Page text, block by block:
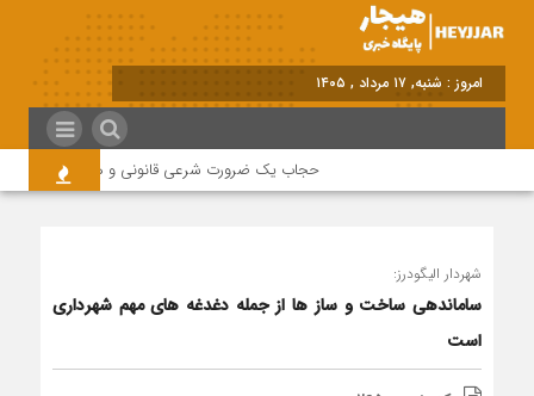
امروز : شنبه, ۱۷ مرداد , ۱۴۰۵
حجاب یک ضرورت شرعی قانونی و همه در این
شهردار الیگودرز:
ساماندهی ساخت و ساز ها از جمله دغدغه های مهم شهرداری
است